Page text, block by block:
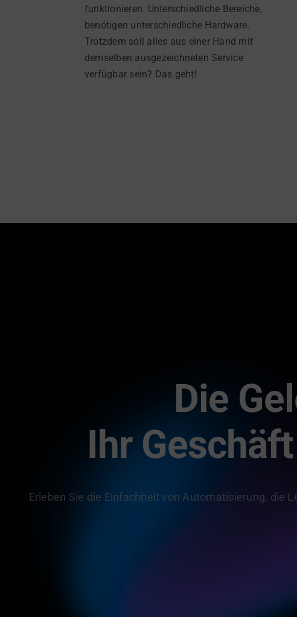
funktionieren. Unterschiedliche Bereiche,
benötigen unterschiedliche Hardware.
Trotzdem soll alles aus einer Hand mit
demselben ausgezeichneten Service
verfügbar sein? Das geht!
Die
Ihr Geschäft
Erleben Sie die Einfachheit von Automatisierung, die